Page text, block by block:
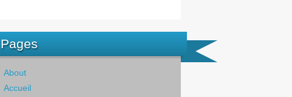
Pages
About
Accueil